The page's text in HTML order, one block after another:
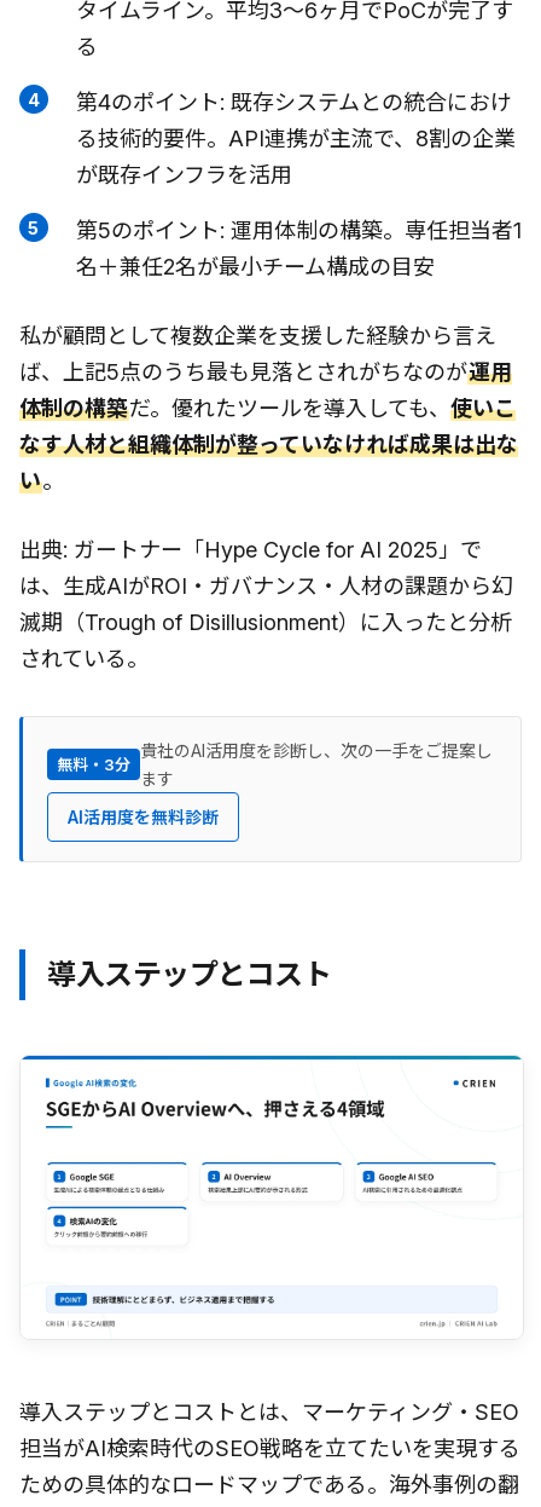
タイムライン。平均3〜6ヶ月でPoCが完了す
る
第4のポイント: 既存システムとの統合におけ
る技術的要件。API連携が主流で、8割の企業
が既存インフラを活用
第5のポイント: 運用体制の構築。専任担当者1
名＋兼任2名が最小チーム構成の目安
私が顧問として複数企業を支援した経験から言え
ば、上記5点のうち最も見落とされがちなのが運用
体制の構築だ。優れたツールを導入しても、 使いこ
なす人材と組織体制が整っていなければ成果は出な
い。
出典: ガートナー「Hype Cycle for AI 2025」で
は、生成AIがROI・ガバナンス・人材の課題から幻
滅期（Trough of Disillusionment）に入ったと分析
されている。
無料・3分
貴社のAI活用度を診断し、次の一手をご提案し
ます
AI活用度を無料診断
導入ステップとコスト
導入ステップとコストとは、マーケティング・SEO
担当がAI検索時代のSEO戦略を立てたいを実現する
ための具体的なロードマップである。海外事例の翻